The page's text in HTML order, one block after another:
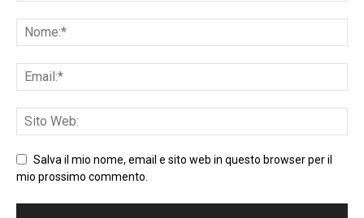
Salva il mio nome, email e sito web in questo browser per il
mio prossimo commento.